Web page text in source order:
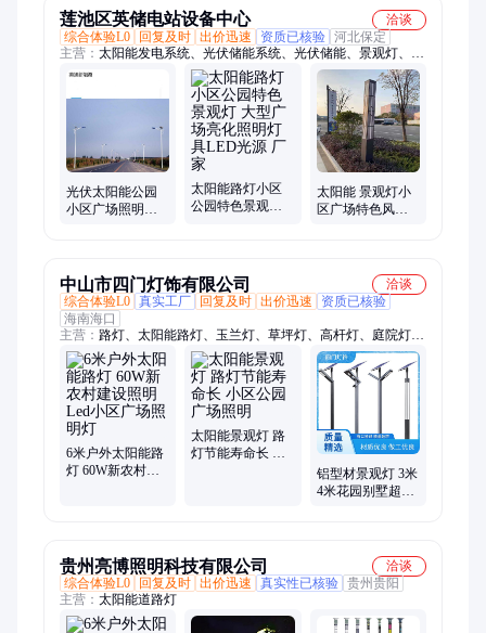
莲池区英储电站设备中心
洽谈
综合体验L0
回复及时 出价迅速 资质已核验 河北保定
主营： 太阳能发电系统、光伏储能系统、光伏储能、景观灯、太
阳能灯、路灯抱箍、太阳能灭蚊灯、家庭储能、工商业储能、太
阳能语音提示器、太阳能发电板、光伏组件、离网逆变器、混网
逆变器、逆变器、胶体电池、锂电池
光伏太阳能公园
小区广场照明灯
太阳能路灯小区
公园特色景观灯
太阳能 景观灯小
区广场特色风格
中山市四门灯饰有限公司
洽谈
综合体验L0 真实工厂 回复及时 出价迅速
资质已核验
海南海口
主营： 路灯、太阳能路灯、玉兰灯、草坪灯、高杆灯、庭院灯、
景观灯
6米户外太阳能路
灯 60W新农村建
太阳能景观灯 路
灯节能寿命长 小
铝型材景观灯 3米
4米花园别墅超亮
贵州亮博照明科技有限公司
洽谈
综合体验L0
回复及时 出价迅速 真实性已核验 贵州贵阳
主营： 太阳能道路灯